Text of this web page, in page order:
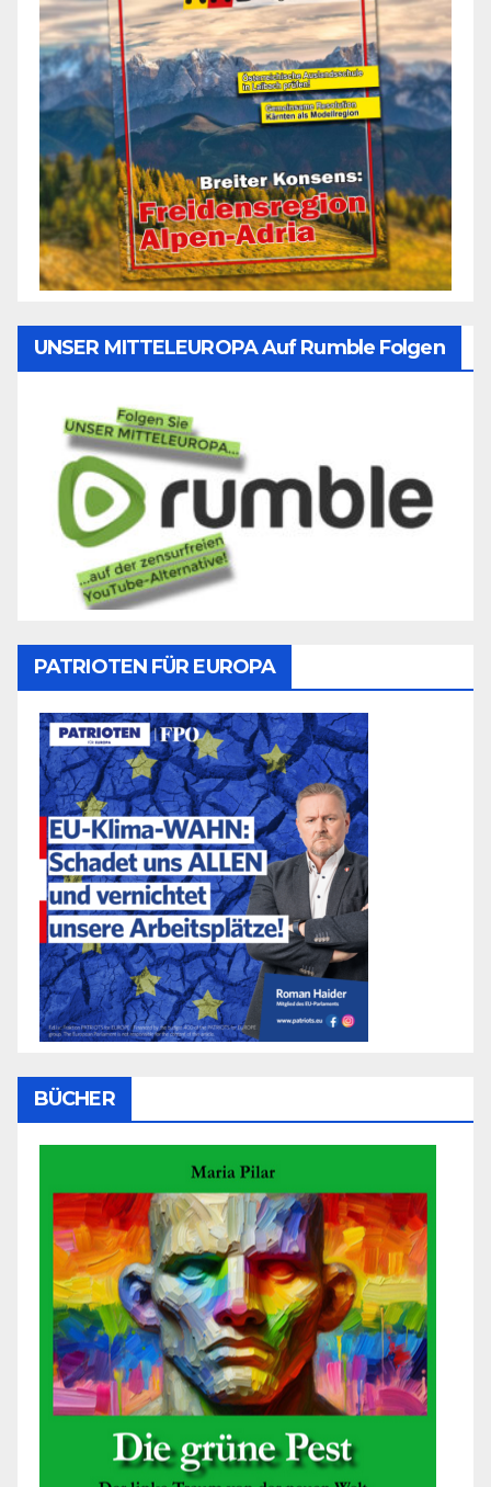
UNSER MITTELEUROPA Auf Rumble Folgen
PATRIOTEN FÜR EUROPA
BÜCHER